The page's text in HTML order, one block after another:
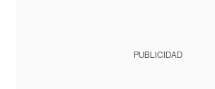
PUBLICIDAD